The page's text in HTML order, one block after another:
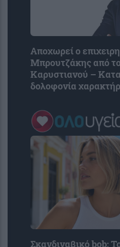
Αποχωρεί ο
Μπρουτζάκης από
Καρυστιανού –
δολοφονία
Σκανδιναβικό bob: